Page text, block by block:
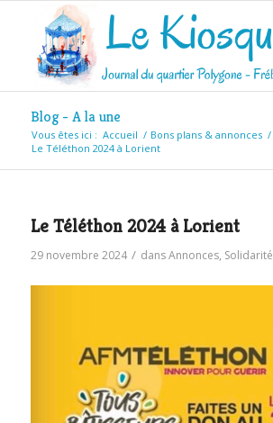
Blog - A la une
Vous êtes ici : Accueil / Bons plans & annonces /
Le Téléthon 2024 à Lorient
Le Téléthon 2024 à Lorient
29 novembre 2024 / dansAnnonces, Solidarité